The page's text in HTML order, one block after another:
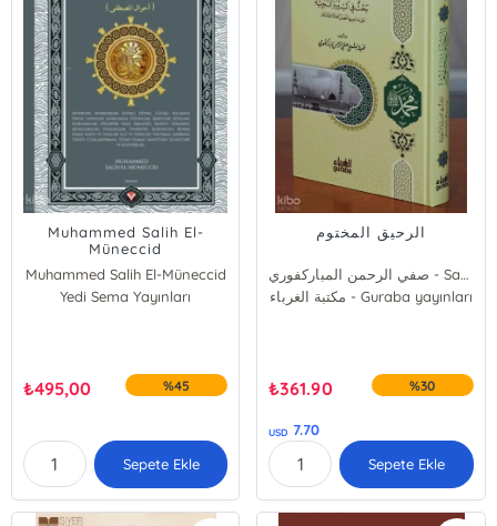
Muhammed Salih El-
Müneccid
Muhammed Salih El-Müneccid
Yedi Sema Yayınları
₺495,00 %45
Sepete Ekle
الرحيق المختوم
صفي الرحمن المباركفوري - Safiyyurahman Mübarek Furi
مكتبة الغرباء - Guraba yayınları
₺361.90 %30
USD 7.70
Sepete Ekle